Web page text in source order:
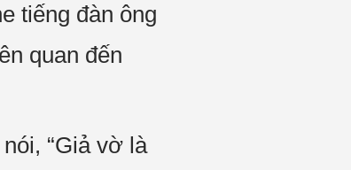
tiếng đàn ông
quan đến
“Giả vờ là